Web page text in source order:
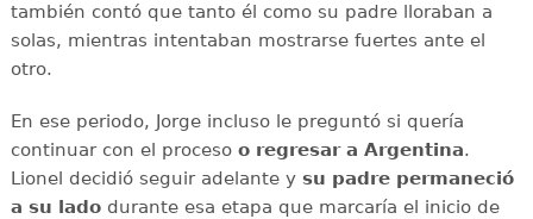
también contó que tanto él como su padre lloraban a
solas, mientras intentaban mostrarse fuertes ante el
otro.
En ese periodo, Jorge incluso le preguntó si quería
continuar con el proceso o regresar a Argentina.
Lionel decidió seguir adelante y su padre permaneció
a su ladodurante esa etapa que marcaría el inicio de